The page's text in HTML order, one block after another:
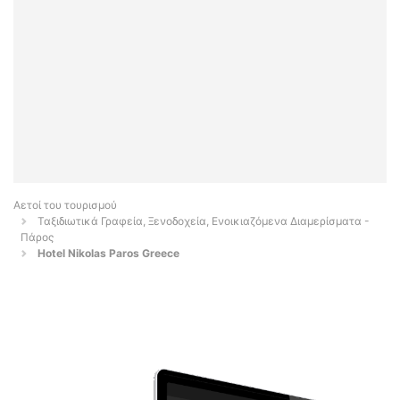
Αετοί του τουρισμού
Ταξιδιωτικά Γραφεία, Ξενοδοχεία, Ενοικιαζόμενα Διαμερίσματα -
Πάρος
Hotel Nikolas Paros Greece